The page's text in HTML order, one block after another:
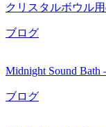
クリスタルボウル
ブログ
Midnight Sound
ブログ